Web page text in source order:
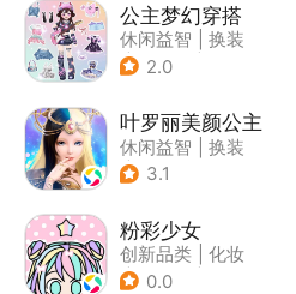
公主梦幻穿搭
休闲益智
换装
| 女性向
2.0
叶罗丽美颜公主
休闲益智
换装
| 动漫改编
3.1
粉彩少女
创新品类
化妆
| 女性向
0.0